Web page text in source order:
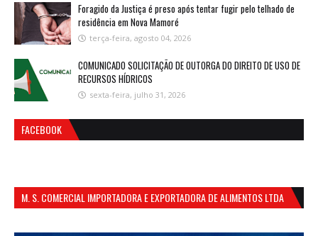
Foragido da Justiça é preso após tentar fugir pelo telhado de
residência em Nova Mamoré
terça-feira, agosto 04, 2026
COMUNICADO SOLICITAÇÃO DE OUTORGA DO DIREITO DE USO DE
RECURSOS HÍDRICOS
sexta-feira, julho 31, 2026
FACEBOOK
M. S. COMERCIAL IMPORTADORA E EXPORTADORA DE ALIMENTOS LTDA